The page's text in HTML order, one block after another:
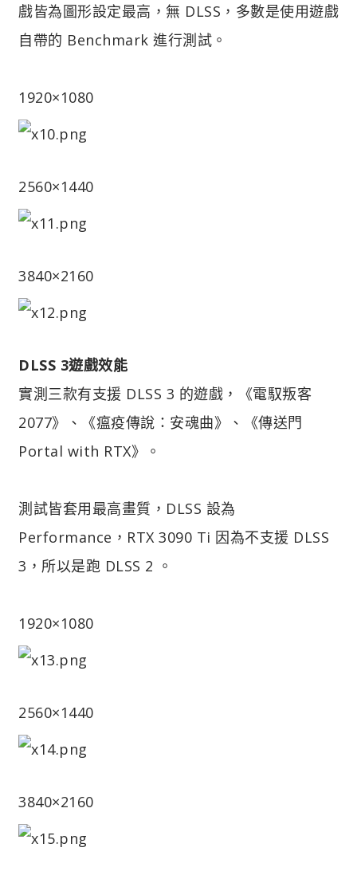
戲皆為圖形設定最高，無 DLSS，多數是使用遊戲
自帶的 Benchmark 進行測試。
1920×1080
2560×1440
3840×2160
DLSS 3遊戲效能
實測三款有支援 DLSS 3 的遊戲，《電馭叛客
2077》、《瘟疫傳說：安魂曲》、《傳送門
Portal with RTX》。
測試皆套用最高畫質，DLSS 設為
Performance，RTX 3090 Ti 因為不支援 DLSS
3，所以是跑 DLSS 2 。
1920×1080
2560×1440
3840×2160